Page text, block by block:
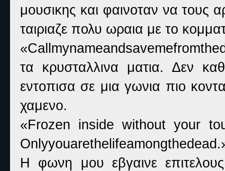
μουσικης και φαινοταν να τους
ταιριαζε πολυ ωραια με το
τα κρυσταλλινα ματια. Δεν
εντοπισα σε μια γωνια πιο
χαμενο.
«Frozen inside without your
Η φωνη μου εβγαινε